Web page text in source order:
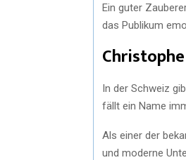
Ein guter
das Publikum
In der Schweiz
fällt ein Name
Als einer der
und moderne